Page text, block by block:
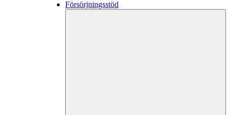
Försörjningsstöd